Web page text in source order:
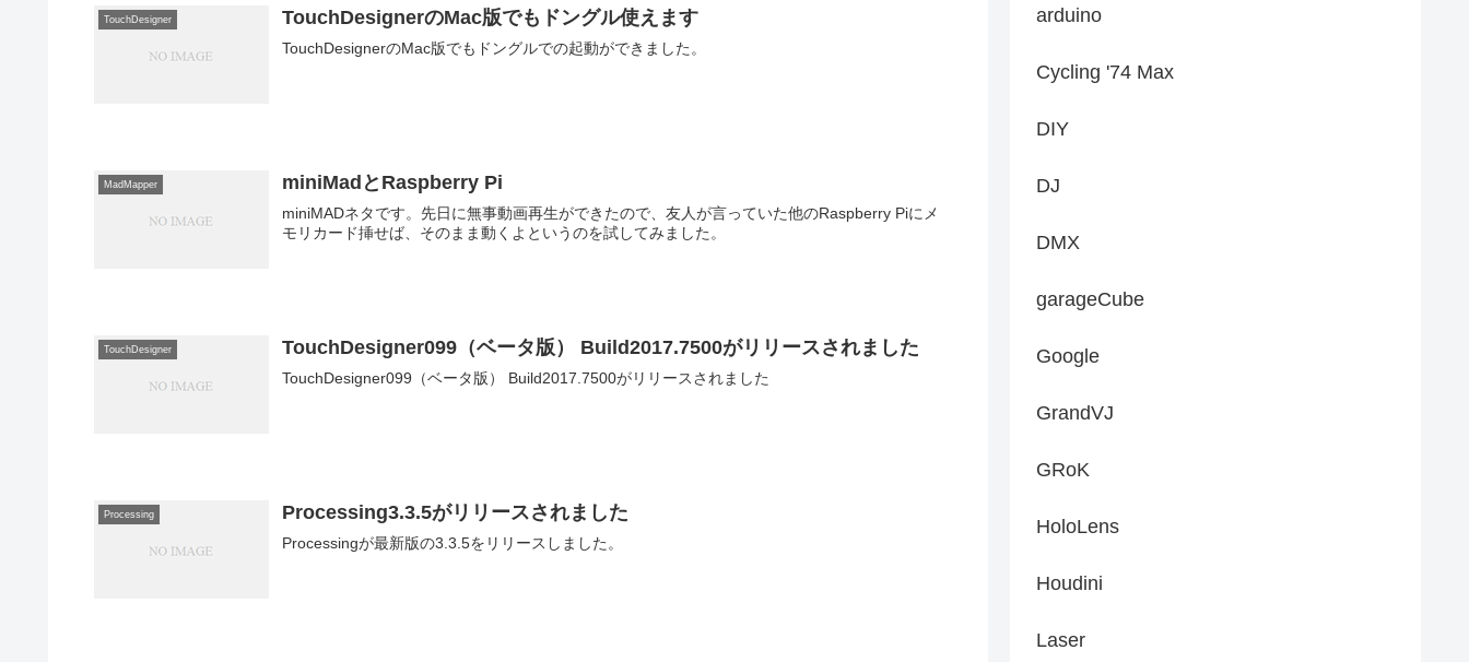
TouchDesigner TouchDesignerのMac版でもドングル使えます
TouchDesignerのMac版でもドングルでの起動ができました。
MadMapper miniMadとRaspberry Pi
miniMADネタです。先日に無事動画再生ができたので、友人が言っていた他のRaspberry Piにメ
モリカード挿せば、そのまま動くよというのを試してみました。
TouchDesigner TouchDesigner099（ベータ版） Build2017.7500がリリースされました
TouchDesigner099（ベータ版） Build2017.7500がリリースされました
Processing Processing3.3.5がリリースされました
Processingが最新版の3.3.5をリリースしました。
arduino
Cycling '74 Max
DIY
DJ
DMX
garageCube
Google
GrandVJ
GRoK
HoloLens
Houdini
Laser